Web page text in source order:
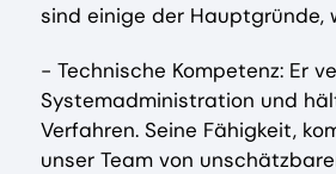
sind einige der Hauptgründe,
- Technische Kompetenz: Er
Systemadministration und
Verfahren. Seine Fähigkeit,
unser Team von